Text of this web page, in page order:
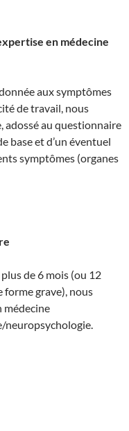
en médecine
aux symptômes
de travail, nous
au questionnaire
base et d’un éventuel
symptômes (organes
de 6 mois (ou 12
forme grave), nous
médecine